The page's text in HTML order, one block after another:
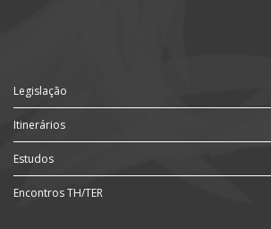
Legislação
Itinerários
Estudos
Encontros TH/TER